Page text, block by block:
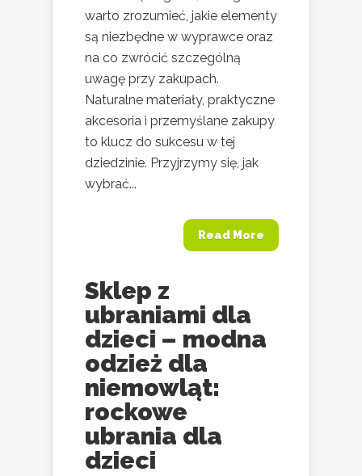
warto zrozumieć, jakie elementy
są niezbędne w wyprawce oraz
na co zwrócić szczególną
uwagę przy zakupach.
Naturalne materiały, praktyczne
akcesoria i przemyślane zakupy
to klucz do sukcesu w tej
dziedzinie. Przyjrzymy się, jak
wybrać...
Read More
Sklep z
ubraniami dla
dzieci – modna
odzież dla
niemowląt:
rockowe
ubrania dla
dzieci